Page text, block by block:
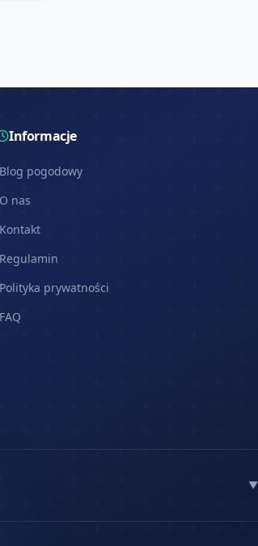
Informacje
Blog pogodowy
O nas
Kontakt
Regulamin
Polityka prywatności
FAQ
▼